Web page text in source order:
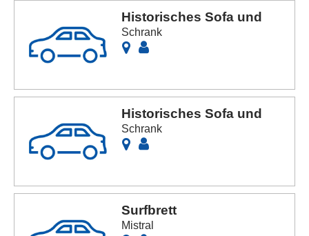
Historisches Sofa und
Schrank
Historisches Sofa und
Schrank
Surfbrett
Mistral